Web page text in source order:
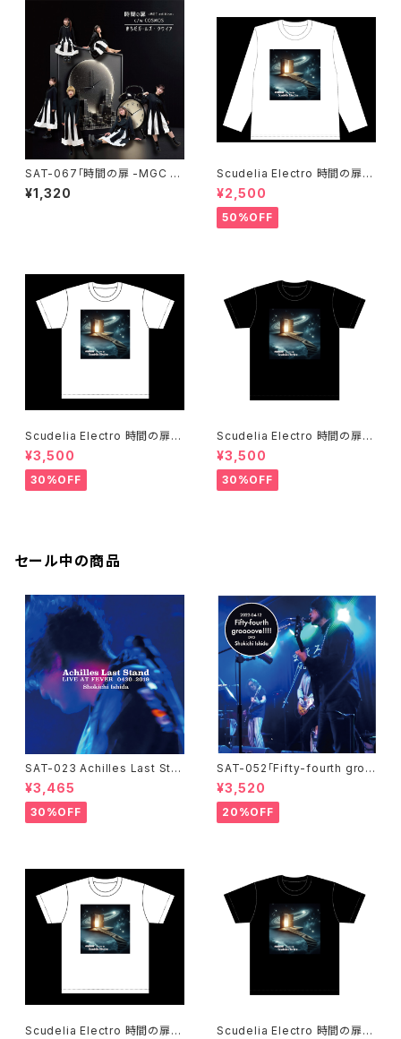
SAT-067「時間の扉 -MGC e
dition- / COSMOS」 まちだガ
ールズ・クワイア
¥1,320
Scudelia Electro 時間の扉T
シャツ・長袖・ホワイト
¥2,500
50%OFF
Scudelia Electro 時間の扉T
シャツ・半袖・ホワイト
¥3,500
30%OFF
Scudelia Electro 時間の扉T
シャツ・半袖・ブラック
¥3,500
30%OFF
セール中の商品
SAT-023 Achilles Last Sta
nd / LIVE AT FEVER 0430-2
019 / 石田ショーキチ
¥3,465
30%OFF
SAT-052「Fifty-fourth groo
¥3,520
20%OFF
Scudelia Electro 時間の扉T
Scudelia Electro 時間の扉T